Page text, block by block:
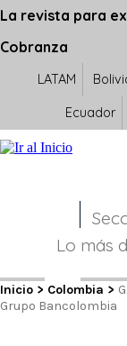
La revista para
Cobranza
LATAM
Ecuador
Lo más
Inicio > Colombia >
Grupo Bancolombia